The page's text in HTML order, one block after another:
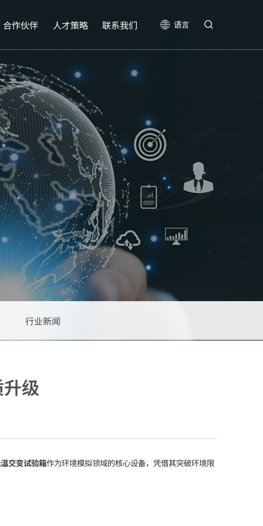
合作伙伴 人才策略 联系我们 语言
行业新闻
级
交变试验箱作为环境模拟领域的核心设备，凭借其突破环境限